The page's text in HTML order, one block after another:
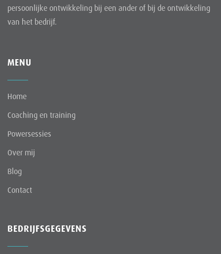
persoonlijke ontwikkeling bij een ander of bij de ontwikkeling
van het bedrijf.
MENU
Home
Coaching en training
Powersessies
Over mij
Blog
Contact
BEDRIJFSGEGEVENS